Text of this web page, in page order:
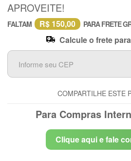
APROVEITE!
FALTAM R$ 150,00 PARA FRETE
Calcule o frete
COMPARTILHE ESTE
Para Compras
Clique aqui e fale